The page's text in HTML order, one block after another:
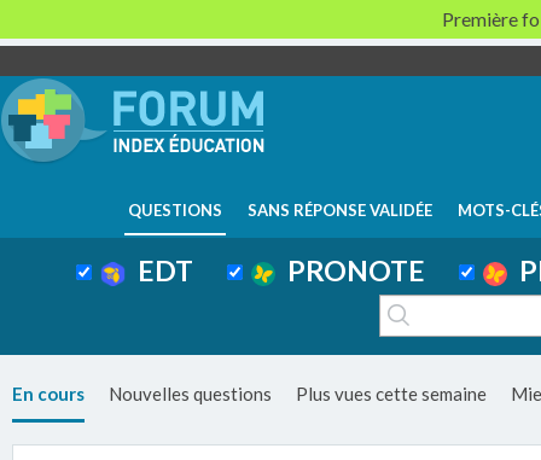
QUESTIONS SANS RÉPONSE VALIDÉE MOTS-
EDT PRONOTE
En cours Nouvelles questions Plus vues cette semaine
Première